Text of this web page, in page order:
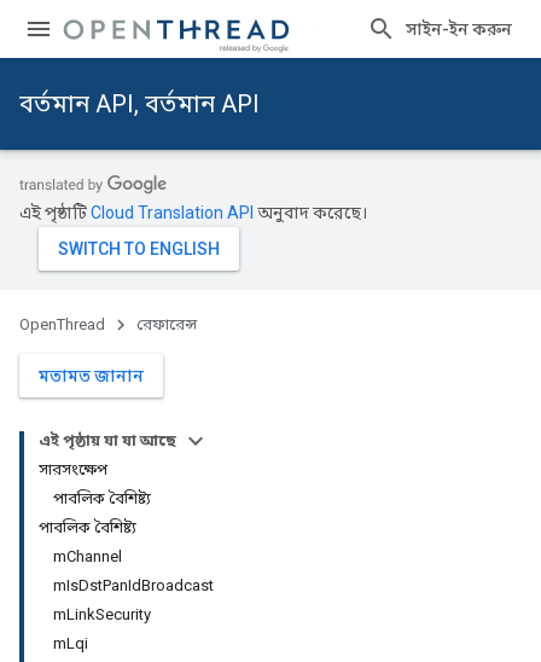
সাইন-ইন করুন
বর্তমান API, বর্তমান API
এই পৃষ্ঠাটিCloud Translation API অনুবাদ করেছে।
OpenThread রেফারেন্স
মতামত জানান
এই পৃষ্ঠায় যা যা আছে
সারসংক্ষেপ
পাবলিক বৈশিষ্ট্য
পাবলিক বৈশিষ্ট্য
mChannel
mIsDstPanIdBroadcast
mLinkSecurity
mLqi